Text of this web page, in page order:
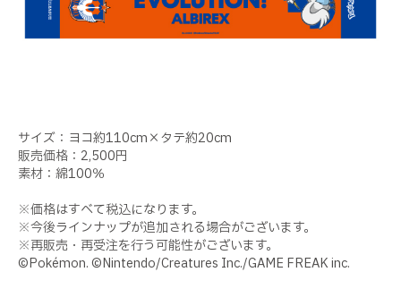
サイズ：ヨコ約110cm×タテ約20cm
販売価格：2,500円
素材：綿100％
※価格はすべて税込になります。
※今後ラインナップが追加される場合がございます。
※再販売・再受注を行う可能性がございます。
©Pokémon. ©Nintendo/Creatures Inc./GAME FREAK inc.